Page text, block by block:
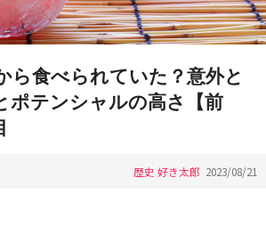
ら食べられていた？意外と
ポテンシャルの高さ【前
歴史 好き太郎 2023/08/21